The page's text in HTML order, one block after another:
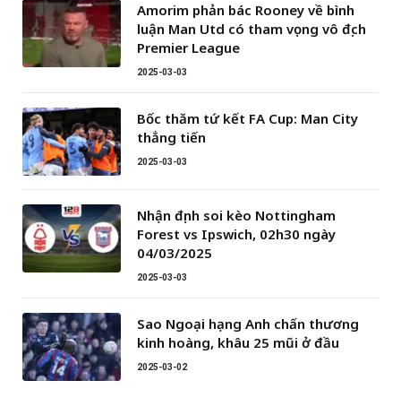
Amorim phản bác Rooney về bình
luận Man Utd có tham vọng vô địch
Premier League
2025-03-03
Bốc thăm tứ kết FA Cup: Man City
thẳng tiến
2025-03-03
Nhận định soi kèo Nottingham
Forest vs Ipswich, 02h30 ngày
04/03/2025
2025-03-03
Sao Ngoại hạng Anh chấn thương
kinh hoàng, khâu 25 mũi ở đầu
2025-03-02